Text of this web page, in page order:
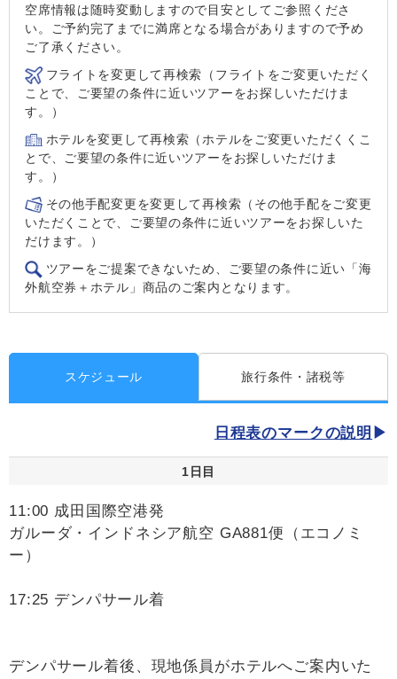
空席情報は随時変動しますので目安としてご参照くださ
い。ご予約完了までに満席となる場合がありますので予め
ご了承ください。
フライトを変更して再検索（フライトをご変更いただく
ことで、ご要望の条件に近いツアーをお探しいただけま
す。）
ホテルを変更して再検索（ホテルをご変更いただくくこ
とで、ご要望の条件に近いツアーをお探しいただけま
す。）
その他手配変更を変更して再検索（その他手配をご変更
いただくことで、ご要望の条件に近いツアーをお探しいた
だけます。）
ツアーをご提案できないため、ご要望の条件に近い「海
外航空券＋ホテル」商品のご案内となります。
スケジュール 旅行条件・諸税等
日程表のマークの説明
1日目
11:00 成田国際空港発
ガルーダ・インドネシア航空 GA881便（エコノミ
ー）
17:25 デンパサール着
デンパサール着後、現地係員がホテルへご案内いた